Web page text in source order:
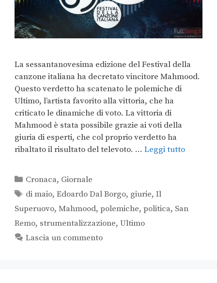
La sessantanovesima edizione del Festival della
canzone italiana ha decretato vincitore Mahmood.
Questo verdetto ha scatenato le polemiche di
Ultimo, l’artista favorito alla vittoria, che ha
criticato le dinamiche di voto. La vittoria di
Mahmood è stata possibile grazie ai voti della
giuria di esperti, che col proprio verdetto ha
ribaltato il risultato del televoto. … Leggi tutto
Cronaca, Giornale
di maio,Edoardo Dal Borgo, giurie,Il
Superuovo, Mahmood, polemiche, politica, San
Remo, strumentalizzazione, Ultimo
Lascia un commento